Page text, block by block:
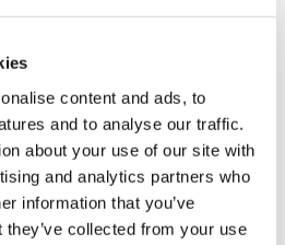
content and ads, to
and to analyse our traffic.
about your use of our site with
and analytics partners who
information that you’ve
collected from your use
i Bodø